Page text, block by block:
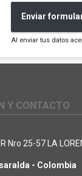
Enviar
Al enviar tus datos
Y CONTACTO
Nro 25-57 LA
- Colombia